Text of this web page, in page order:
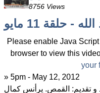
8756 Views
- حلقة 11 مايو
Please enable Java
browser to view this
your
» 5pm - May 12, 2012
و تقديم: القمص. يرأنس كمال